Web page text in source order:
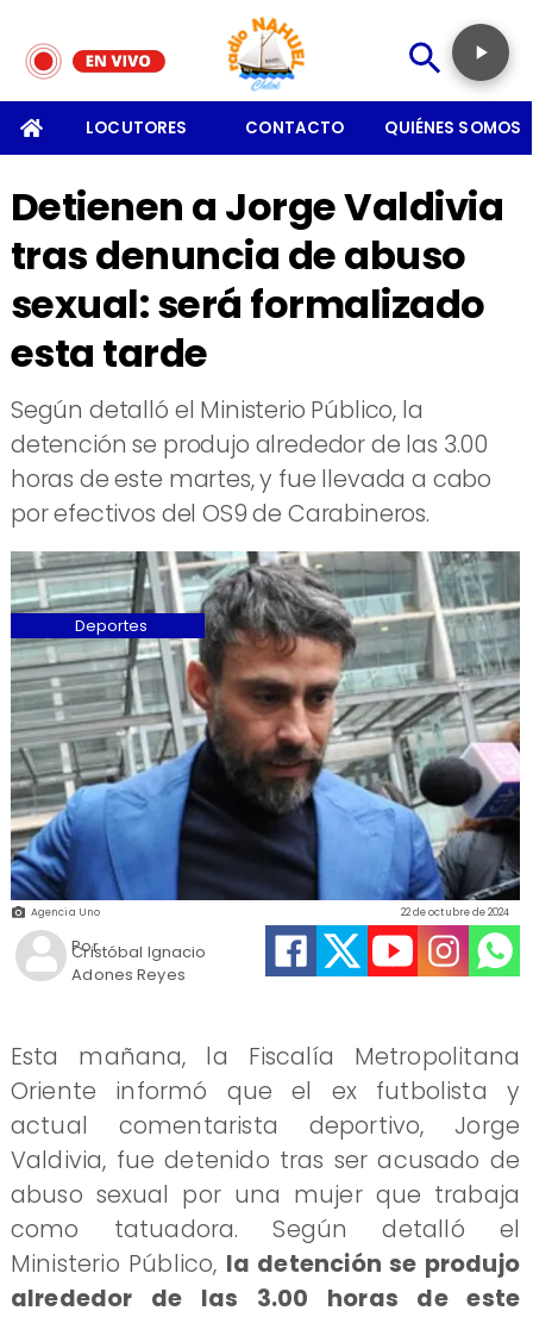
LOCUTORES CONTACTO QUIÉNES SOMOS
Detienen a Jorge Valdivia
tras denuncia de abuso
sexual: será formalizado
esta tarde
​Según detalló el Ministerio Público, la
detención se produjo alrededor de las 3.00
horas de este martes, y fue llevada a cabo
por efectivos del OS9 de Carabineros.
Agencia Uno
Cristóbal Ignacio
Adones Reyes
22 de octubre de 2024
Deportes
Por
Esta mañana, la Fiscalía Metropolitana
Oriente informó que el ex futbolista y
actual comentarista deportivo, Jorge
Valdivia, fue detenido tras ser acusado de
abuso sexual por una mujer que trabaja
como tatuadora. Según detalló el
Ministerio Público, la detención se produjo
alrededor de las 3.00 horas de este